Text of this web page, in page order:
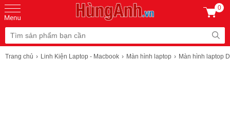
0
Trang chủ Linh Kiện Laptop - Macbook Màn hình laptop Màn hình laptop